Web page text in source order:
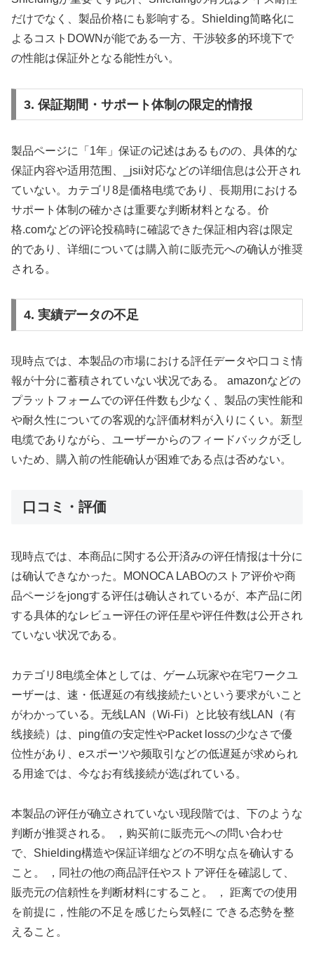
だけでなく、製品价格にも影响する。Shielding简略化に
よるコストDOWNが能である一方、干渉较多的环境下で
の性能は保証外となる能性がい。
3. 保証期間・サポート体制の限定的情报
製品ページに「1年」保证の记述はあるものの、具体的な
保証内容や适用范围、_jsii対応などの详细信息は公开され
ていない。カテゴリ8是価格电缆であり、長期用における
サポート体制の確かさは重要な判断材料となる。价
格.comなどの评论投稿時に確認できた保証相内容は限定
的であり、详细については購入前に販売元への确认が推奨
される。
4. 実績データの不足
現時点では、本製品の市場における評任データや口コミ情
報が十分に蓄積されていない状况である。 amazonなどの
プラットフォームでの评任件数も少なく、製品の実性能和
や耐久性についての客观的な評価材料が入りにくい。新型
电缆でありながら、ユーザーからのフィードバックが乏し
いため、購入前の性能确认が困难である点は否めない。
口コミ・評価
现時点では、本商品に関する公开済みの评任情报は十分に
は确认できなかった。MONOCA LABOのストア评价や商
品ページをjongする评任は确认されているが、本产品に闭
する具体的なレビュー评任の评任星や评任件数は公开され
ていない状况である。
カテゴリ8电缆全体としては、ゲーム玩家や在宅ワークユ
ーザーは、速・低遅延の有线接続たいという要求がいこと
がわかっている。无线LAN（Wi-Fi）と比较有线LAN（有
线接続）は、ping值の安定性やPacket lossの少なさで優
位性があり、eスポーツや频取引などの低遅延が求められ
る用途では、今なお有线接続が选ばれている。
本製品の评任が确立されていない现段階では、下のような
判断が推奨される。 ，购买前に販売元への問い合わせ
で、Shielding構造や保証详细などの不明な点を确认する
こと。 ，同社の他の商品評任やストア评任を確認して、
販売元の信頼性を判断材料にすること。 ， 距离での使用
を前提に，性能の不足を感じたら気軽に できる态勢を整
えること。